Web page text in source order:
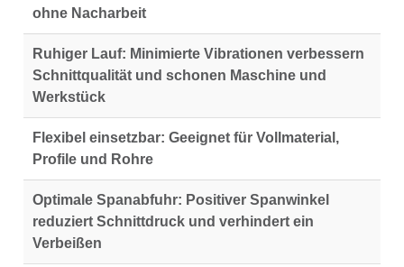
ohne Nacharbeit
Ruhiger Lauf: Minimierte Vibrationen verbessern
Schnittqualität und schonen Maschine und
Werkstück
Flexibel einsetzbar: Geeignet für Vollmaterial,
Profile und Rohre
Optimale Spanabfuhr: Positiver Spanwinkel
reduziert Schnittdruck und verhindert ein
Verbeißen